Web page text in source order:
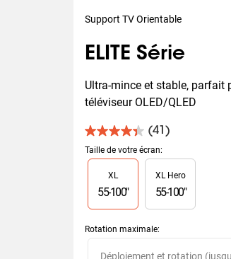
Support TV Orientable
ELITE Série
Ultra-mince et stable, parfait
téléviseur OLED/QLED
(41)
4.4
sur
5
étoiles.
avis
Taille de votre écran:
Slide 1 of 2
XL
55-100"
XL Hero
55-100"
Rotation maximale:
Slide 1 of 2
Déploiement et rotation